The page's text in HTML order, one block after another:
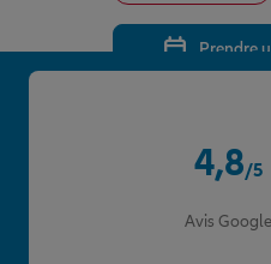
Prendre
10 PLACE DU
Note de 4.6 sur 5
(19 avis)
4,8/5
Avis Google